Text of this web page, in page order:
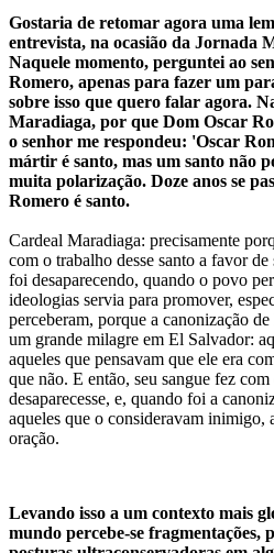
Gostaria de retomar agora uma
entrevista, na ocasião da Jornada
Naquele momento, perguntei ao
Romero, apenas para fazer um
sobre isso que quero falar agora.
Maradiaga, por que Dom Oscar
o senhor me respondeu: 'Oscar
mártir é santo, mas um santo não
muita polarização. Doze anos se
Romero é santo.
Cardeal Maradiaga: precisamente
com o trabalho desse santo a favor
foi desaparecendo, quando o povo
ideologias servia para promover,
perceberam, porque a canonização
um grande milagre em El Salvador:
aqueles que pensavam que ele era
que não. E então, seu sangue fez
desaparecesse, e, quando foi a
aqueles que o consideravam inimigo,
oração.
Levando isso a um contexto mais
mundo percebe-se fragmentações,